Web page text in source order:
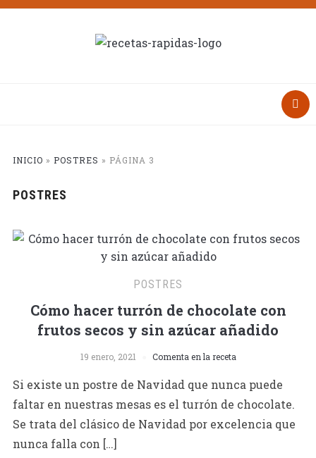
INICIO » POSTRES » PÁGINA 3
POSTRES
POSTRES
Cómo hacer turrón de chocolate con
frutos secos y sin azúcar añadido
19 enero, 2021 Comenta en la receta
Si existe un postre de Navidad que nunca puede
faltar en nuestras mesas es el turrón de chocolate.
Se trata del clásico de Navidad por excelencia que
nunca falla con […]